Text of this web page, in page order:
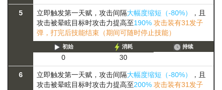
5 立即触发第一天赋，攻击间隔大幅度缩短（-80%）
，且
攻击被晕眩目标时攻击力提高至190% 攻击装有31发子
弹，打完后技能结束（期间可随时停止技能）
初始
0
消耗
30
持续
6 立即触发第一天赋，攻击间隔大幅度缩短（-80%）
，且
攻击被晕眩目标时攻击力提高至200% 攻击装有31发子